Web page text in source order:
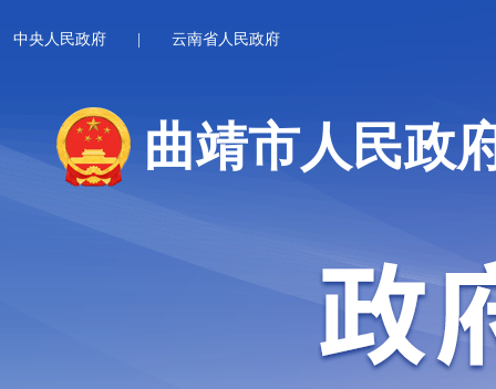
中央人民政府 云南省人民政府
曲靖市人民政